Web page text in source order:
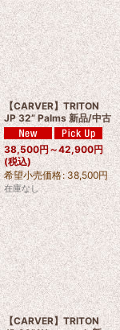
【CARVER】TRITON
JP 32” Palms 新品/中古
38,500円～42,900円
(税込)
希望小売価格: 38,500円
在庫なし
【CARVER】TRITON